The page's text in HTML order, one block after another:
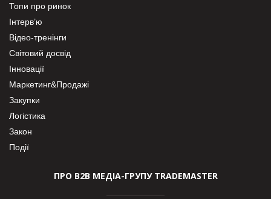
Топи про ринок
Інтерв’ю
Відео-тренінги
Світовий досвід
Інновації
Маркетинг&Продажі
Закупки
Логістика
Закон
Події
ПРО В2В МЕДІА-ГРУПУ TRADEMASTER